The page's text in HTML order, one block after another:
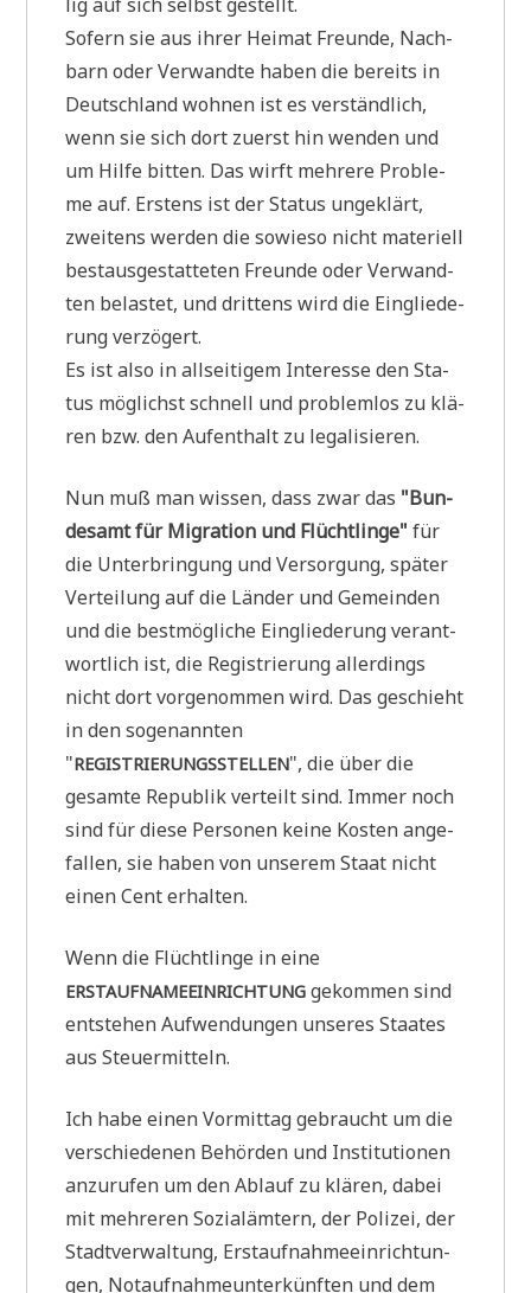
Sofern sie aus ihrer Hei­mat Freun­de, Nach­
barn oder Ver­wand­te haben die bereits in
Deutsch­land woh­nen ist es ver­ständ­lich,
wenn sie sich dort zuerst hin wen­den und
um Hil­fe bit­ten. Das wirft meh­re­re Pro­ble­
me auf. Erstens ist der Sta­tus unge­klärt,
zwei­tens wer­den die sowie­so nicht mate­ri­ell
best­aus­ge­stat­te­ten Freun­de oder Ver­wand­
ten bela­stet, und drit­tens wird die Ein­glie­de­
rung verzögert.
Es ist also in all­sei­ti­gem Inter­es­se den Sta­
tus mög­lichst schnell und pro­blem­los zu klä­
ren bzw. den Auf­ent­halt zu legalisieren.
Nun muß man wis­sen, dass zwar das "Bun­
des­amt für Migra­ti­on und Flücht­lin­ge" für
die Unter­brin­gung und Ver­sor­gung, spä­ter
Ver­tei­lung auf die Län­der und Gemein­den
und die best­mög­li­che Ein­glie­de­rung ver­ant­
wort­lich ist, die Regi­strie­rung aller­dings
nicht dort vor­ge­nom­men wird. Das geschieht
in den soge­nann­ten
"REGISTRIERUNGSSTELLEN", die über die
gesam­te Repu­blik ver­teilt sind. Immer noch
sind für die­se Per­so­nen kei­ne Kosten ange­
fal­len, sie haben von unse­rem Staat nicht
einen Cent erhalten.
Wenn die Flücht­lin­ge in eine
ERSTAUFNAMEEINRICHTUNG gekom­men sind
ent­ste­hen Auf­wen­dun­gen unse­res Staa­tes
aus Steuermitteln.
Ich habe einen Vor­mit­tag gebraucht um die
ver­schie­de­nen Behör­den und Insti­tu­tio­nen
anzu­ru­fen um den Ablauf zu klä­ren, dabei
mit meh­re­ren Sozi­al­äm­tern, der Poli­zei, der
Stadt­ver­wal­tung, Erst­auf­nah­me­ein­rich­tun­
gen, Not­auf­nah­me­un­ter­künf­ten und dem